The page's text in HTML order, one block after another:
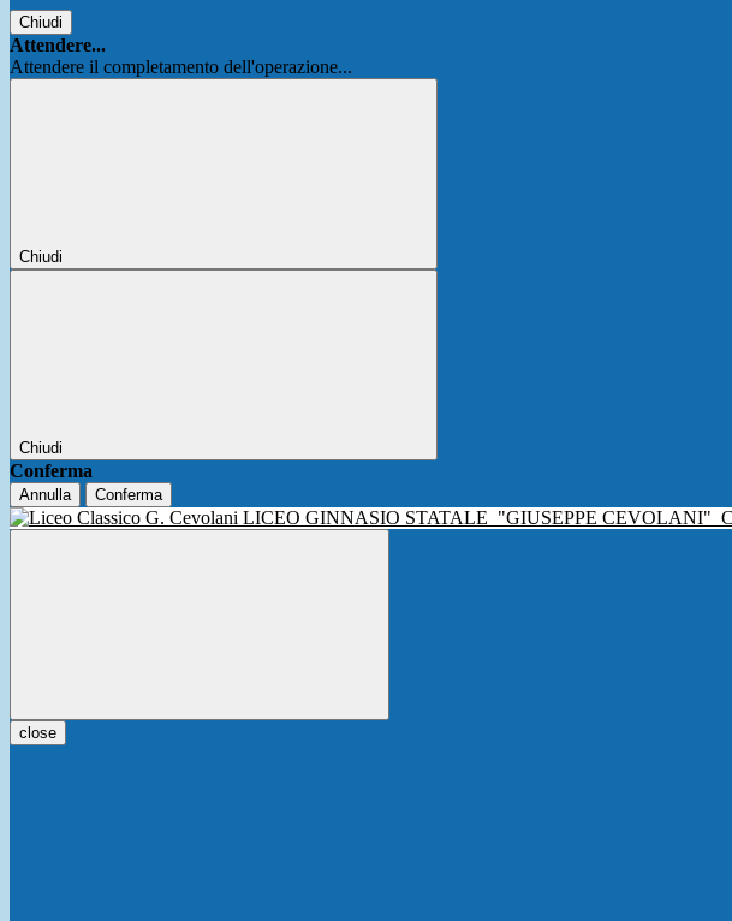
Chiudi
Attendere...
Attendere il completamento dell'operazione...
Chiudi
Chiudi
Conferma
Annulla Conferma
LICEO GINNASIO STATALE "GIUSEPPE CEVOLANI"
close